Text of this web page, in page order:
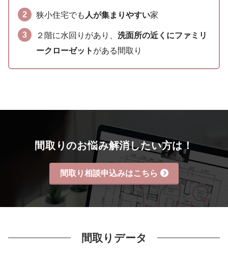
狭小住宅でも 人が集まりやすい家
２階に水回りがあり、洗面所の近くにファミリ
ークローゼット がある間取り
間取りのお悩み解消したい方は！
間取り相談申込みはこちら
間取りデータ